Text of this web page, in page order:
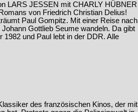
LARS JESSEN mit CHARLY HÜBNER
von Friedrich Christian Delius!
Paul Gompitz. Mit einer Reise nach
Gottlieb Seume wandeln. Da gibt
und Paul lebt in der DDR. Alle
des französischen Kinos, der mit